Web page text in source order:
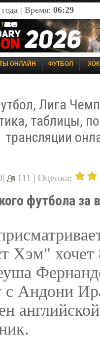
| Время: 06:29
ОНЛАЙН ФУТБОЛ
Лига
таблицы,
трансляции
111 | Оценка:
футбола за
Хэм" хочет
с Андони